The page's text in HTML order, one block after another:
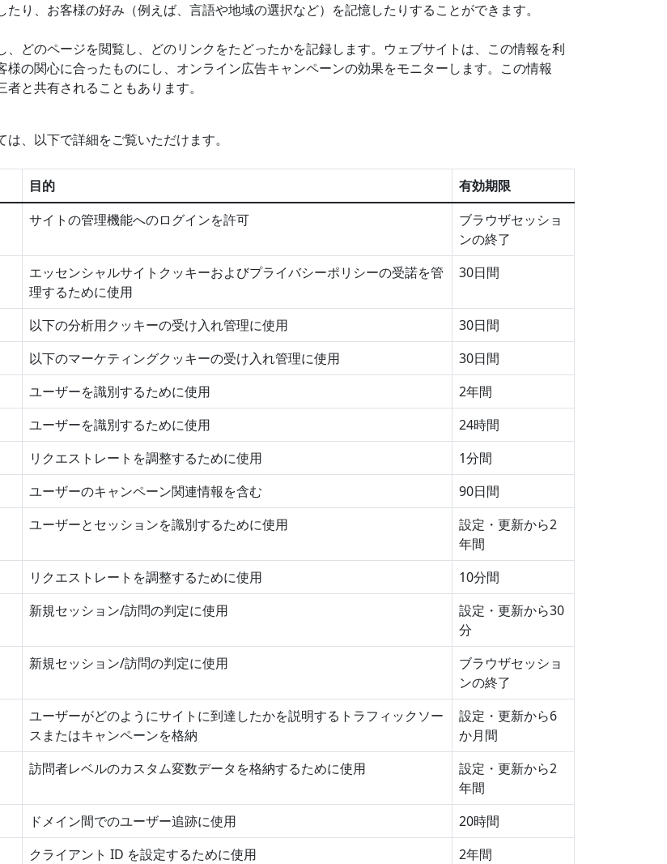
り、お客様の好み（例えば、言語や地域の選択など）を記憶したりすることができます。
どのページを閲覧し、どのリンクをたどったかを記録します。ウェブサイトは、この情報を利
の関心に合ったものにし、オンライン広告キャンペーンの効果をモニターします。この情報
と共有されることもあります。
、以下で詳細をご覧いただけます。
目的
有効期限
サイトの管理機能へのログインを許可
ブラウザセッショ
ンの終了
エッセンシャルサイトクッキーおよびプライバシーポリシーの受諾を管
理するために使用
30日間
以下の分析用クッキーの受け入れ管理に使用
30日間
以下のマーケティングクッキーの受け入れ管理に使用
30日間
ユーザーを識別するために使用
2年間
ユーザーを識別するために使用
24時間
リクエストレートを調整するために使用
1分間
ユーザーのキャンペーン関連情報を含む
90日間
ユーザーとセッションを識別するために使用
設定・更新から2
年間
リクエストレートを調整するために使用
10分間
新規セッション/訪問の判定に使用
設定・更新から30
分
新規セッション/訪問の判定に使用
ブラウザセッショ
ンの終了
ユーザーがどのようにサイトに到達したかを説明するトラフィックソー
スまたはキャンペーンを格納
設定・更新から6
か月間
訪問者レベルのカスタム変数データを格納するために使用
設定・更新から2
年間
ドメイン間でのユーザー追跡に使用
20時間
クライアント ID を設定するために使用
2年間